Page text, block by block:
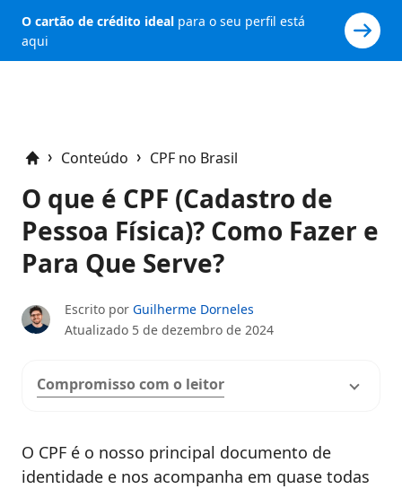
O cartão de crédito ideal para o seu perfil está
aqui
HomeConteúdo CPF no Brasil
O que é CPF (Cadastro de
Pessoa Física)? Como Fazer e
Para Que Serve?
Escrito por Guilherme Dorneles
Atualizado 5 de dezembro de 2024
Compromisso com o leitor
O CPF é o nosso principal documento de
identidade e nos acompanha em quase todas